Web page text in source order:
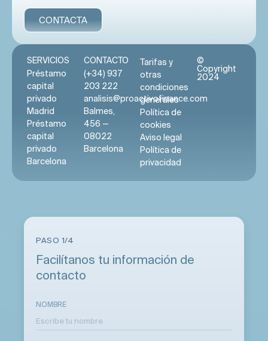
CONTACTA
SERVICIOS
Préstamo
capital
privado
Madrid
Préstamo
capital
privado
Barcelona
CONTACTO
(+34) 937
203 222
analisis@proactivofinance.com
Balmes,
456 —
08022
Barcelona
Tarifas y
otras
condiciones
generales
Política de
cookies
Aviso legal
Política de
privacidad
©
Copyright
2024
PASO 1/4
Facilítanos tu información de
contacto
NOMBRE